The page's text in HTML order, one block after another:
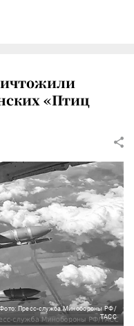
«Птиц
Фото: Пресс-служба Минобороны РФ/
ТАСС